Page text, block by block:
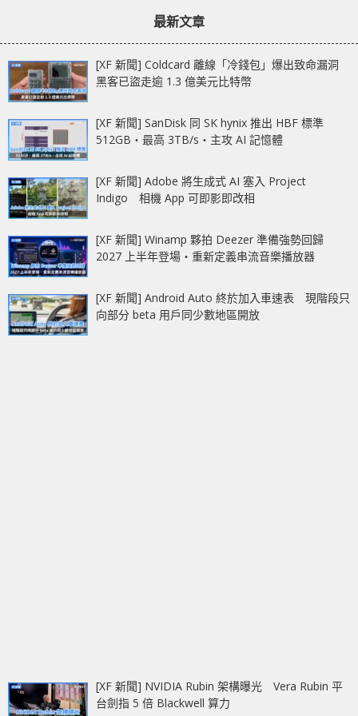
最新文章
[XF 新聞] Coldcard 離線「冷錢包」爆出致命漏洞
黑客已盜走逾 1.3 億美元比特幣
[XF 新聞] SanDisk 同 SK hynix 推出 HBF 標準
512GB‧最高 3TB/s‧主攻 AI 記憶體
[XF 新聞] Adobe 將生成式 AI 塞入 Project
Indigo 相機 App 可即影即改相
[XF 新聞] Winamp 夥拍 Deezer 準備強勢回歸
2027 上半年登場‧重新定義串流音樂播放器
[XF 新聞] Android Auto 終於加入車速表 現階段只
向部分 beta 用戶同少數地區開放
[XF 新聞] NVIDIA Rubin 架構曝光 Vera Rubin 平
台劍指 5 倍 Blackwell 算力